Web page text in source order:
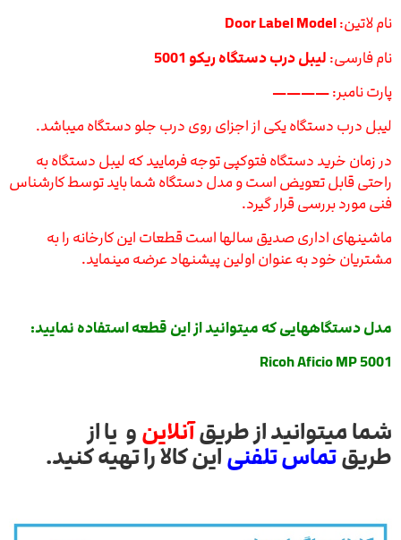
نام لاتین:
نام فارسی: لیبل درب دستگاه ریکو 5001
پارت نامبر:————
لیبل درب دستگاه یکی از اجزای روی درب جلو دستگاه میباشد.
در زمان خرید دستگاه فتوکپی توجه فرمایید که لیبل دستگاه به
راحتی قابل تعویض است و مدل دستگاه شما باید توسط کارشناس
فنی مورد بررسی قرار گیرد.
ماشینهای اداری صدیق سالها است قطعات این کارخانه را به
مشتریان خود به عنوان اولین پیشنهاد عرضه مینماید.
مدل دستگاههایی که میتوانید از این قطعه استفاده نمایید:
Ricoh Aficio MP 5001
شما میتوانید از طریقآنلاینو یا از
طریقتماس تلفنیاین کالا را تهیه کنید.